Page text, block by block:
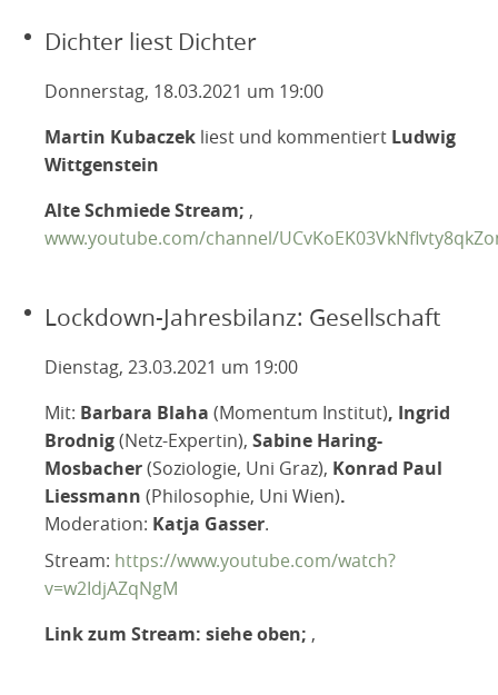
Dichter liest Dichter
Donnerstag, 18.03.2021 um 19:00
Martin Kubaczek liest und kommentiert Ludwig
Wittgenstein
Alte Schmiede Stream; ,
www.youtube.com/channel/
Lockdown-Jahresbilanz: Gesellschaft
Dienstag, 23.03.2021 um 19:00
Mit: Barbara Blaha (Momentum Institut), Ingrid
Brodnig(Netz-Expertin), Sabine Haring-
Mosbacher(Soziologie, Uni Graz), Konrad Paul
Liessmann (Philosophie, Uni Wien).
Moderation: Katja Gasser.
Stream: https://www.youtube.com/watch?
v=w2IdjAZqNgM
Link zum Stream: siehe oben; ,